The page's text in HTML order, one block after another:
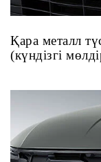
Қара металл
(күндізгі